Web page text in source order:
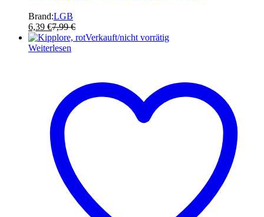
Brand:LGB
6,39 €7,99€
Verkauft/nicht vorrätig
Weiterlesen